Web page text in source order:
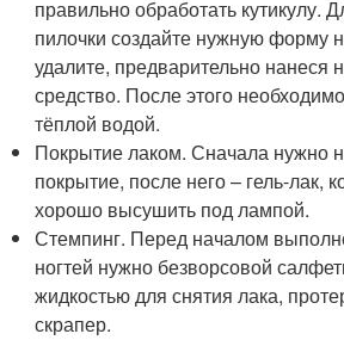
правильно обработать кутикулу.
пилочки создайте нужную форму
удалите, предварительно нанеся
средство. После этого
тёплой водой.
Покрытие лаком. Сначала нужно
покрытие, после него – гель-лак,
хорошо высушить под лампой.
Стемпинг. Перед началом
ногтей нужно безворсовой
жидкостью для снятия лака,
скрапер.